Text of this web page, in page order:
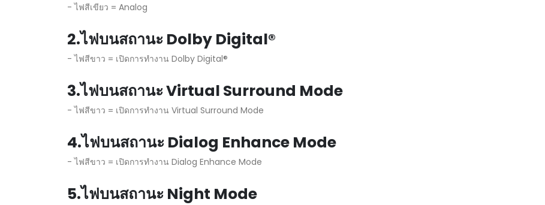
- ไฟสีเขียว = Analog
2.ไฟบนสถานะ Dolby Digital®
- ไฟสีขาว = เปิดการทำงาน Dolby Digital®
3.ไฟบนสถานะ Virtual Surround Mode
- ไฟสีขาว = เปิดการทำงาน Virtual Surround Mode
4.ไฟบนสถานะ Dialog Enhance Mode
- ไฟสีขาว = เปิดการทำงาน Dialog Enhance Mode
5.ไฟบนสถานะ Night Mode